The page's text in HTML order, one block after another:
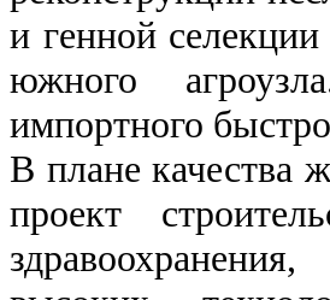
и генной
южного
импортного
В плане качества
проект